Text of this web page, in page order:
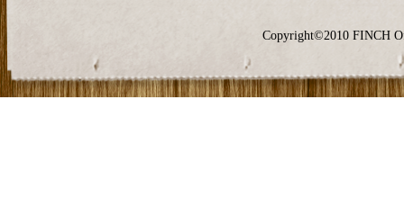
Copyright©2010 FINCH